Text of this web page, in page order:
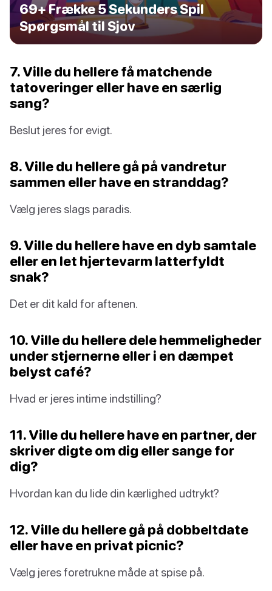
69+ Frække 5 Sekunders Spil
Spørgsmål til Sjov
7. Ville du hellere få matchende
tatoveringer eller have en særlig
sang?
Beslut jeres for evigt.
8. Ville du hellere gå på vandretur
sammen eller have en stranddag?
Vælg jeres slags paradis.
9. Ville du hellere have en dyb samtale
eller en let hjertevarm latterfyldt
snak?
Det er dit kald for aftenen.
10. Ville du hellere dele hemmeligheder
under stjernerne eller i en dæmpet
belyst café?
Hvad er jeres intime indstilling?
11. Ville du hellere have en partner, der
skriver digte om dig eller sange for
dig?
Hvordan kan du lide din kærlighed udtrykt?
12. Ville du hellere gå på dobbeltdate
eller have en privat picnic?
Vælg jeres foretrukne måde at spise på.